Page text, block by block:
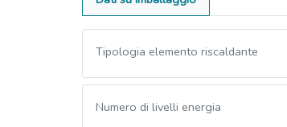
Tipologia elemento riscaldante
Numero di livelli energia